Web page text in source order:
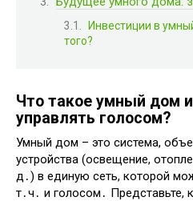
Инвестиции в
того?
Что такое умный дом
управлять голосом?
Умный дом – это система,
устройства (освещение,
д․) в единую сеть, которой
т․ч․ и голосом․ Представьте,